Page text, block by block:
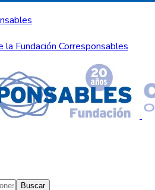
la Fundación Corresponsables